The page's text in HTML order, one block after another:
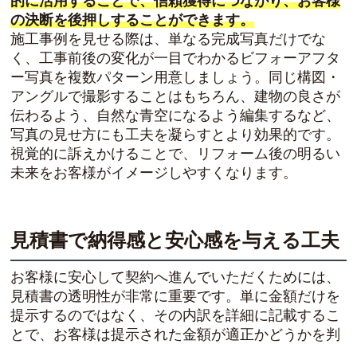
の決断を後押しすることができます。
施工事例を見せる際は、単なる完成写真だけでな
く、工事前後の変化が一目でわかるビフォーアフタ
ー写真を複数パターン用意しましょう。同じ構図・
アングルで撮影することはもちろん、建物の良さが
伝わるよう、自然な青空になるよう編集するなど、
写真の見せ方にも工夫を凝らすとより効果的です。
視覚的に訴えかけることで、リフォーム後の明るい
未来をお客様がイメージしやすくなります。
見積書で納得感と安心感を与える工夫
お客様に安心して契約へ進んでいただくためには、
見積書の透明性が非常に重要です。単に金額だけを
提示するのではなく、その内訳を詳細に記載するこ
とで、お客様は提示された金額が適正かどうかを判